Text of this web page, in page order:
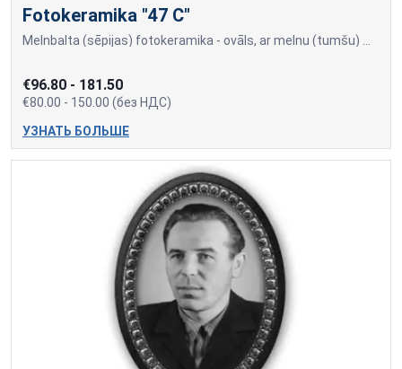
Fotokeramika "47 C"
Melnbalta (sēpijas) fotokeramika - ovāls, ar melnu (tumšu) maliņu, dažādi izmēri: 9х12cm= 80.00 +PVN 10x15cm=90.00 +PVN 13x18cm=100.00 +PVN 18x24cm=150.00 +PVN
€96.80 - 181.50
€80.00 - 150.00 (без НДС)
УЗНАТЬ БОЛЬШЕ